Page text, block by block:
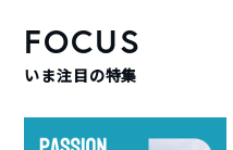
FOCUS
いま注目の特集